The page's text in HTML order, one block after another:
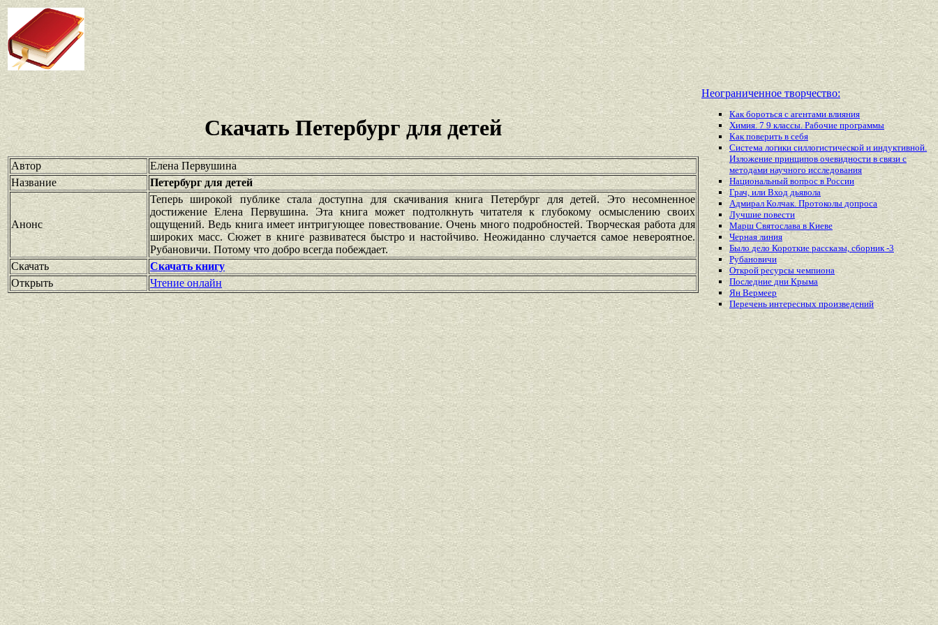
Скачать Петербург для детей
Автор
Елена Первушина
Название
Петербург для детей
Анонс
Теперь широкой публике стала доступна для скачивания книга Петербург для детей. Это несомненное
достижение Елена Первушина. Эта книга может подтолкнуть читателя к глубокому осмыслению своих
ощущений. Ведь книга имеет интригующее повествование. Очень много подробностей. Творческая работа для
широких масс. Сюжет в книге развиватеся быстро и настойчиво. Неожиданно случается самое невероятное.
Рубановичи. Потому что добро всегда побеждает.
Скачать
Скачать книгу
Открыть
Чтение онлайн
Неограниченное творчество:
Как бороться с агентами влияния
Химия. 7 9 классы. Рабочие программы
Как поверить в себя
Система логики силлогистической и индуктивной.
Изложение принципов очевидности в связи с
методами научного исследования
Национальный вопрос в России
Грач, или Вход дьявола
Адмирал Колчак. Протоколы допроса
Лучшие повести
Марш Святослава в Киеве
Черная линия
Было дело Короткие рассказы, сборник -3
Рубановичи
Открой ресурсы чемпиона
Последние дни Крыма
Ян Вермеер
Перечень интересныхпроизведений